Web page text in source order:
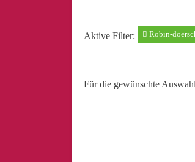
Aktive Filter: Robin-
Für die gewünschte